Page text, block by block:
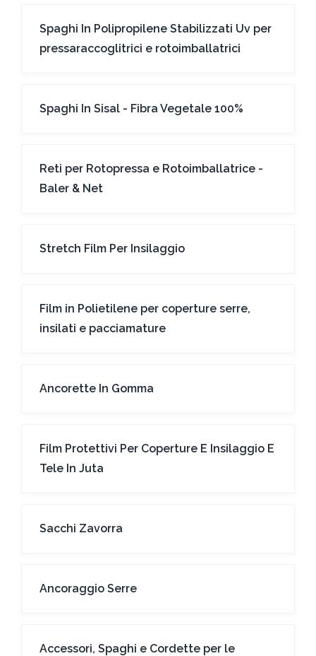
Spaghi In Polipropilene Stabilizzati Uv per
pressaraccoglitrici e rotoimballatrici
Spaghi In Sisal - Fibra Vegetale 100%
Reti per Rotopressa e Rotoimballatrice -
Baler & Net
Stretch Film Per Insilaggio
Film in Polietilene per coperture serre,
insilati e pacciamature
Ancorette In Gomma
Film Protettivi Per Coperture E Insilaggio E
Tele In Juta
Sacchi Zavorra
Ancoraggio Serre
Accessori, Spaghi e Cordette per le